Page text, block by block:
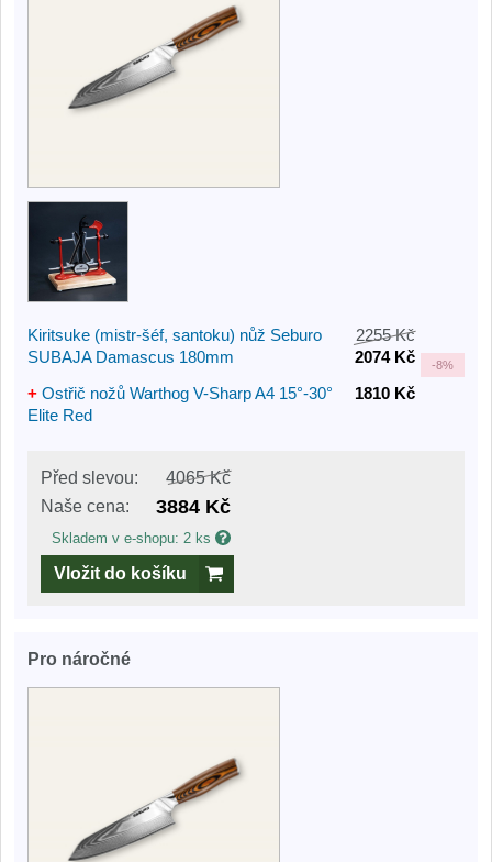
Kiritsuke (mistr-šéf, santoku) nůž Seburo
SUBAJA Damascus 180mm
2255 Kč
2074 Kč
-8%
+ Ostřič nožů Warthog V-Sharp A4 15°-30°
Elite Red
1810 Kč
Před slevou:
4065 Kč
Naše cena:
3884 Kč
Skladem v e-shopu: 2 ks
Vložit do košíku
Pro náročné